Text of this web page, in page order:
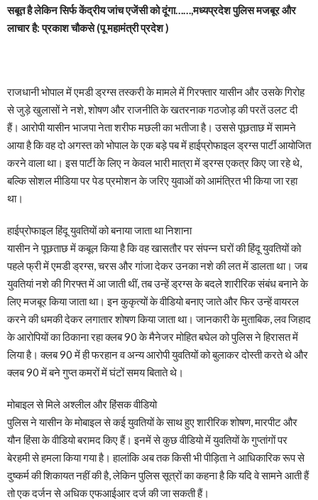
सबूत है लेकिन सिर्फ केंद्रीय जांच एजेंसी को दूंगा……,मध्यप्रदेश पुलिस मजबूर और
लाचार है: प्रकाश चौकसे (पू महामंत्री प्रदेश )
राजधानी भोपाल में एमडी ड्रग्स तस्करी के मामले में गिरफ्तार यासीन और उसके गिरोह
से जुड़े खुलासों ने नशे, शोषण और राजनीति के खतरनाक गठजोड़ की परतें उलट दी
हैं। आरोपी यासीन भाजपा नेता शरीफ मछली का भतीजा है। उससे पूछताछ में सामने
आया है कि वह दो अगस्त को भोपाल के एक बड़े पब में हाईप्रोफाइल ड्रग्स पार्टी आयोजित
करने वाला था। इस पार्टी के लिए न केवल भारी मात्रा में ड्रग्स एकत्र किए जा रहे थे,
बल्कि सोशल मीडिया पर पेड प्रमोशन के जरिए युवाओं को आमंत्रित भी किया जा रहा
था।
हाईप्रोफाइल हिंदू युवतियों को बनाया जाता था निशाना
यासीन ने पूछताछ में कबूल किया है कि वह खासतौर पर संपन्न घरों की हिंदू युवतियों को
पहले फ्री में एमडी ड्रग्स, चरस और गांजा देकर उनका नशे की लत में डालता था। जब
युवतियां नशे की गिरफ्त में आ जाती थीं, तब उन्हें ड्रग्स के बदले शारीरिक संबंध बनाने के
लिए मजबूर किया जाता था। इन कुकृत्यों के वीडियो बनाए जाते और फिर उन्हें वायरल
करने की धमकी देकर लगातार शोषण किया जाता था। जानकारी के मुताबिक, लव जिहाद
के आरोपियों का ठिकाना रहा क्लब 90 के मैनेजर मोहित बघेल को पुलिस ने हिरासत में
लिया है। क्लब 90 में ही फरहान व अन्य आरोपी युवतियों को बुलाकर दोस्ती करते थे और
क्लब 90 में बने गुप्त कमरों में घंटों समय बिताते थे।
मोबाइल से मिले अश्लील और हिंसक वीडियो
पुलिस ने यासीन के मोबाइल से कई युवतियों के साथ हुए शारीरिक शोषण, मारपीट और
यौन हिंसा के वीडियो बरामद किए हैं। इनमें से कुछ वीडियो में युवतियों के गुप्तांगों पर
बेरहमी से हमला किया गया है। हालांकि अब तक किसी भी पीड़िता ने आधिकारिक रूप से
दुष्कर्म की शिकायत नहीं की है, लेकिन पुलिस सूत्रों का कहना है कि यदि वे सामने आती हैं
तो एक दर्जन से अधिक एफआईआर दर्ज की जा सकती हैं।